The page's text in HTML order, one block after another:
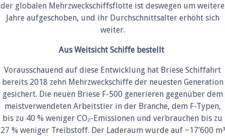
der globalen Mehrzweckschiffsflotte ist deswegen um weitere
Jahre aufgeschoben, und ihr Durchschnittsalter erhöht sich
weiter.
Aus Weitsicht Schiffe bestellt
Vorausschauend auf diese Entwicklung hat Briese Schiffahrt
bereits 2018 zehn Mehrzweckschiffe der neuesten Generation
gesichert. Die neuen Briese F-500 generieren gegenüber dem
meistverwendeten Arbeitstier in der Branche, dem F-Typen,
bis zu 40 % weniger CO₂-Emissionen und verbrauchen bis zu
27 % weniger Treibstoff. Der Laderaum wurde auf ~17’600 m³